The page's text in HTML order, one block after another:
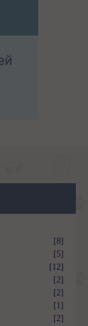
[8]
[5]
[12]
[2]
[2]
[1]
[2]